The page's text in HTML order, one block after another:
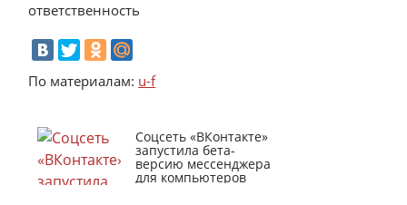
ответственность
По материалам: u-f
Соцсеть «ВКонтакте»
запустила бета-
версию мессенджера
для компьютеров